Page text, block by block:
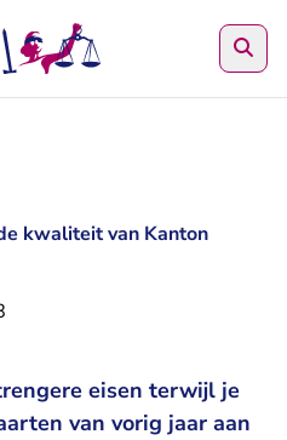
kwaliteit van Kanton
eisen terwijl je
van vorig jaar aan